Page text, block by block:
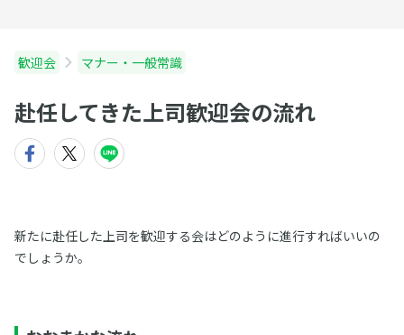
歓迎会 マナー・一般常識
赴任してきた上司歓迎会の流れ
新たに赴任した上司を歓迎する会はどのように進行すればいいの
でしょうか。